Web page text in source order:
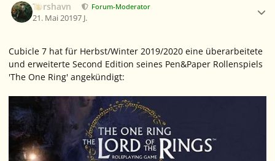
Torshavn Forum-Moderator
21. Mai 20197 J.
Cubicle 7 hat für Herbst/Winter 2019/2020 eine überarbeitete
und erweiterte Second Edition seines Pen&Paper Rollenspiels
'The One Ring' angekündigt: